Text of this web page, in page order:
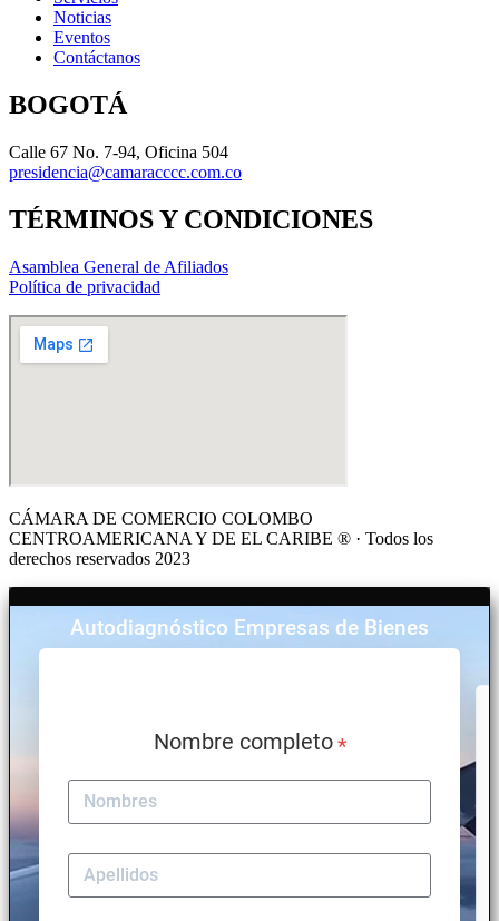
Noticias
Eventos
Contáctanos
BOGOTÁ
Calle 67 No. 7-94, Oficina 504
presidencia@camaracccc.com.co
TÉRMINOS Y CONDICIONES
Asamblea General de Afiliados
Política de privacidad
CÁMARA DE COMERCIO COLOMBO
CENTROAMERICANA Y DE EL CARIBE ® · Todos los
derechos reservados 2023